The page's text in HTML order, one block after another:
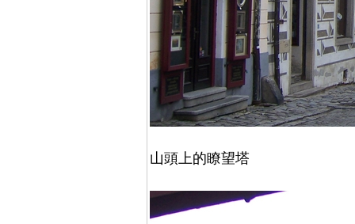
山頭上的瞭望塔